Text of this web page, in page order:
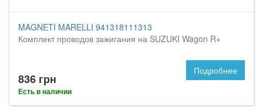
MAGNETI MARELLI 941318111313
Комплект проводов зажигания на SUZUKI Wagon R+
836 грн
Есть в наличии
Подробнее